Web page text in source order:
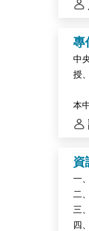
專
中
授
本
資
一
二
三
四